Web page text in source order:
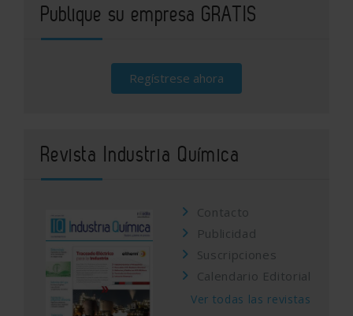
Publique su empresa GRATIS
Regístrese ahora
Revista Industria Química
Contacto
Publicidad
Suscripciones
Calendario Editorial
Ver todas las revistas